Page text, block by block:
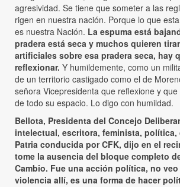
agresividad. Se tiene que someter a las
rigen en nuestra nación. Porque lo que
es nuestra Nación. La espuma está
pradera está seca y muchos quieren
artificiales sobre esa pradera seca, hay
reflexionar. Y humildemente, como un
de un territorio castigado como el de
señora Vicepresidenta que reflexione y
de todo su espacio. Lo digo con humildad.
Bellota, Presidenta del Concejo
intelectual, escritora, feminista,
Patria conducida por CFK, dijo en el
tome la ausencia del bloque completo
Cambio. Fue una acción política, no
violencia allí, es una forma de hacer